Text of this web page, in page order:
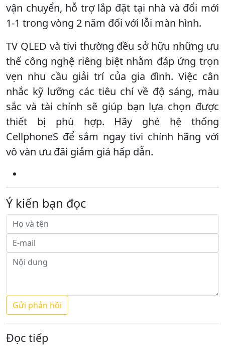
vận chuyển, hỗ trợ lắp đặt tại nhà và đổi mới
1-1 trong vòng 2 năm đối với lỗi màn hình.
TV QLED và tivi thường đều sở hữu những ưu
thế công nghệ riêng biệt nhằm đáp ứng trọn
vẹn nhu cầu giải trí của gia đình. Việc cân
nhắc kỹ lưỡng các tiêu chí về độ sáng, màu
sắc và tài chính sẽ giúp bạn lựa chọn được
thiết bị phù hợp. Hãy ghé hệ thống
CellphoneS để sắm ngay tivi chính hãng với
vô vàn ưu đãi giảm giá hấp dẫn.
Ý kiến bạn đọc
Đọc tiếp